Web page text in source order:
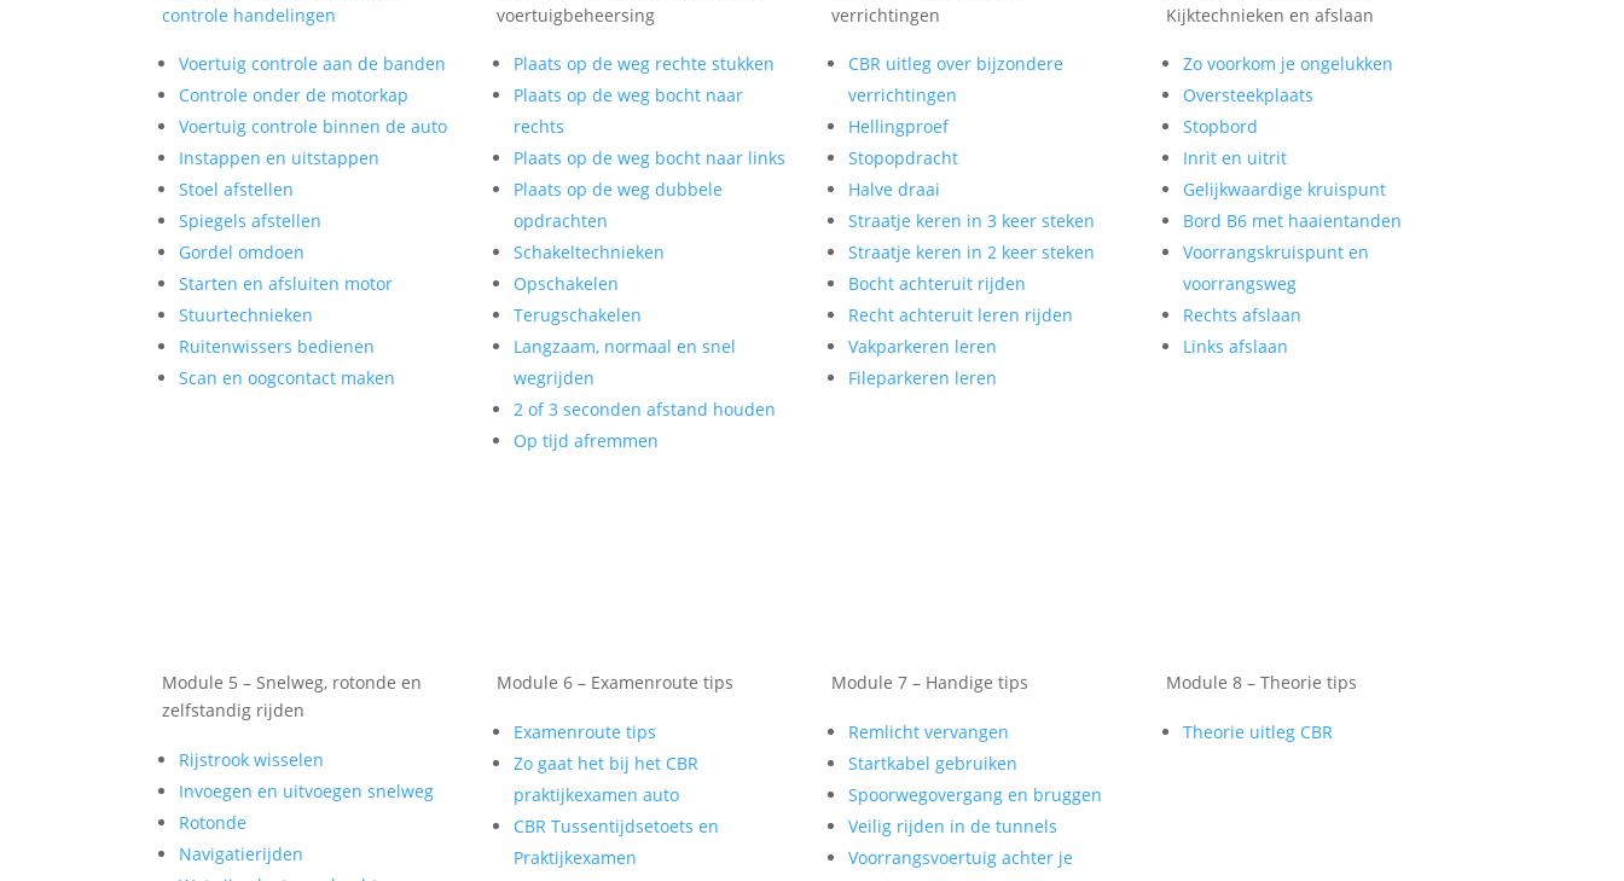
controle handelingen
Voertuig controle aan de banden
Controle onder de motorkap
Voertuig controle binnen de auto
Instappen en uitstappen
Stoel afstellen
Spiegels afstellen
Gordel omdoen
Starten en afsluiten motor
Stuurtechnieken
Ruitenwissers bedienen
Scan en oogcontact maken
voertuigbeheersing
Plaats op de weg rechte stukken
Plaats op de weg bocht naar
rechts
Plaats op de weg bocht naar links
Plaats op de weg dubbele
opdrachten
Schakeltechnieken
Opschakelen
Terugschakelen
Langzaam, normaal en snel
wegrijden
2 of 3 seconden afstand houden
Op tijd afremmen
verrichtingen
CBR uitleg over bijzondere
verrichtingen
Hellingproef
Stopopdracht
Halve draai
Straatje keren in 3 keer steken
Straatje keren in 2 keer steken
Bocht achteruit rijden
Recht achteruit leren rijden
Vakparkeren leren
Fileparkeren leren
Kijktechnieken en afslaan
Zo voorkom je ongelukken
Oversteekplaats
Stopbord
Inrit en uitrit
Gelijkwaardige kruispunt
Bord B6 met haaientanden
Voorrangskruispunt en
voorrangsweg
Rechts afslaan
Links afslaan
Module 5 – Snelweg, rotonde en
zelfstandig rijden
Rijstrook wisselen
Invoegen en uitvoegen snelweg
Rotonde
Navigatierijden
Module 6 – Examenroute tips
Examenroute tips
Zo gaat het bij het CBR
praktijkexamen auto
CBR Tussentijdsetoets en
Praktijkexamen
Module 7 – Handige tips
Remlicht vervangen
Startkabel gebruiken
Spoorwegovergang en bruggen
Veilig rijden in de tunnels
Voorrangsvoertuig achter je
Module 8 – Theorie tips
Theorie uitleg CBR